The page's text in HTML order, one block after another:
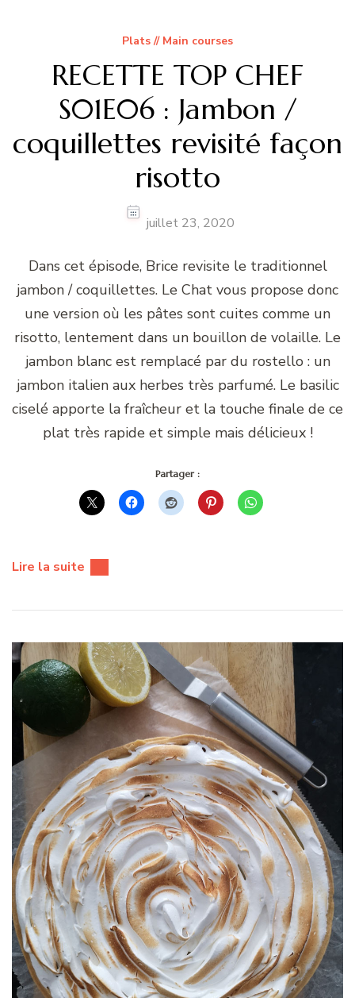
Plats // Main courses
RECETTE TOP CHEF
S01E06 : Jambon /
coquillettes revisité façon
risotto
juillet 23, 2020
Dans cet épisode, Brice revisite le traditionnel
jambon / coquillettes. Le Chat vous propose donc
une version où les pâtes sont cuites comme un
risotto, lentement dans un bouillon de volaille. Le
jambon blanc est remplacé par du rostello : un
jambon italien aux herbes très parfumé. Le basilic
ciselé apporte la fraîcheur et la touche finale de ce
plat très rapide et simple mais délicieux !
Partager :
Lire la suite